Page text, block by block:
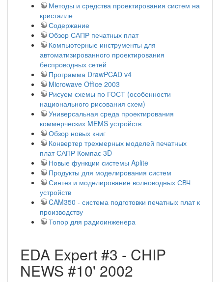
Методы и средства проектирования систем на
кристалле
Содержание
Обзор САПР печатных плат
Компьютерные инструменты для
автоматизированного проектирования
беспроводных сетей
Программа DrawPCAD v4
Microwave Office 2003
Рисуем схемы по ГОСТ (особенности
национального рисования схем)
Универсальная среда проектирования
коммерческих MEMS устройств
Обзор новых книг
Конвертер трехмерных моделей печатных
плат САПР Компас 3D
Новые функции системы Aplite
Продукты для моделирования систем
Синтез и моделирование волноводных СВЧ
устройств
CAM350 - система подготовки печатных плат к
производству
Топор для радиоинженера
EDA Expert #3 - CHIP
NEWS #10' 2002